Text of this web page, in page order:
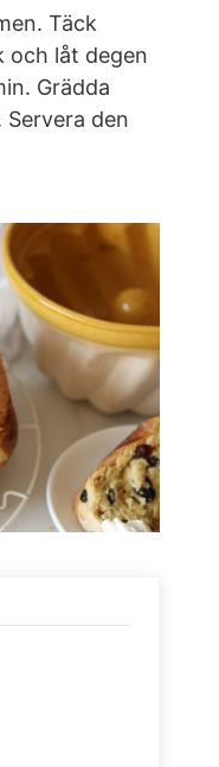
Täck
och låt degen
Grädda
Servera den